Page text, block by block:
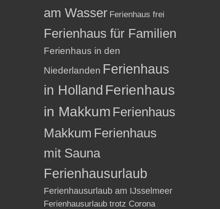
am Wasser Ferienhaus frei
Ferienhaus für Familien
Ferienhaus in den
Niederlanden Ferienhaus
in Holland Ferienhaus
in Makkum Ferienhaus
Makkum Ferienhaus
mit Sauna
Ferienhausurlaub
Ferienhausurlaub am IJsselmeer
Ferienhausurlaub trotz Corona